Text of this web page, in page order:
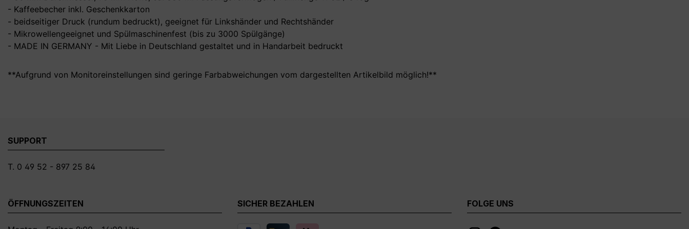
- Kaffeebecher inkl. Geschenkkarton
- beidseitiger Druck (rundum bedruckt), geeignet für Linkshänder und Rechtshänder
- Mikrowellengeeignet und Spülmaschinenfest (bis zu 3000 Spülgänge)
- MADE IN GERMANY - Mit Liebe in Deutschland gestaltet und in Handarbeit bedruckt
**Aufgrund von Monitoreinstellungen sind geringe Farbabweichungen vom dargestellten Artikelbild möglich!**
SUPPORT
T. 0 49 52 - 897 25 84
ÖFFNUNGSZEITEN SICHER BEZAHLEN FOLGE UNS